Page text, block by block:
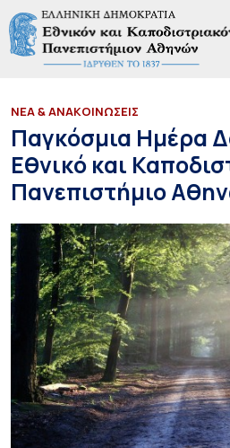
ΝΕΑ & ΑΝΑΚΟΙΝΩΣΕΙΣ
Παγκόσμια Ημέρα
Εθνικό και
Πανεπιστήμιο